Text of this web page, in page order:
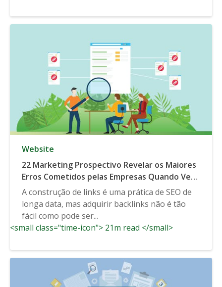
Website
22 Marketing Prospectivo Revelar os Maiores
Erros Cometidos pelas Empresas Quando Vem
para Adquirir Backlinks
A construção de links é uma prática de SEO de
longa data, mas adquirir backlinks não é tão
fácil como pode ser...
<small class="time-icon"> 21m read </small>